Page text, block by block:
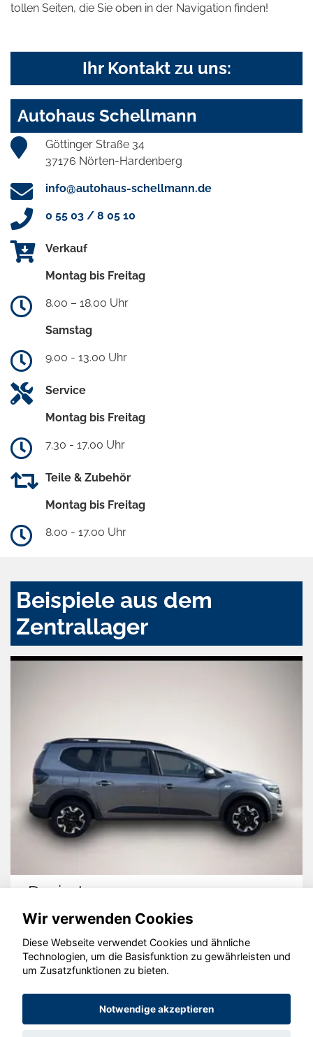
tollen Seiten, die Sie oben in der Navigation finden!
Ihr Kontakt zu uns:
Autohaus Schellmann
Göttinger Straße 34
37176 Nörten-Hardenberg
info@autohaus-schellmann.de
0 55 03 / 8 05 10
Verkauf
Montag bis Freitag
8.00 – 18.00 Uhr
Samstag
9.00 - 13.00 Uhr
Service
Montag bis Freitag
7.30 - 17.00 Uhr
Teile & Zubehör
Montag bis Freitag
8.00 - 17.00 Uhr
Beispiele aus dem
Zentrallager
Dacia Jogger
© konjunkturmotor.de GmbH 2020 - 2026
Wir verwenden Cookies
Diese Webseite verwendet Cookies und ähnliche
Technologien, um die Basisfunktion zu gewährleisten und
um Zusatzfunktionen zu bieten.
Notwendige akzeptieren